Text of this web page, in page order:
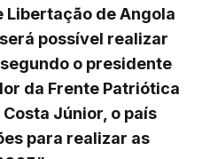
Libertação de Angola
possível realizar
o presidente
da Frente Patriótica
Júnior, o país
para realizar as